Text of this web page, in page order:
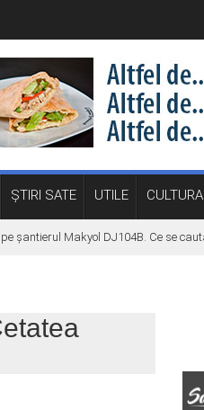
ȘTIRI SATE UTILE CULTURA
Makyol DJ104B. Ce se caută